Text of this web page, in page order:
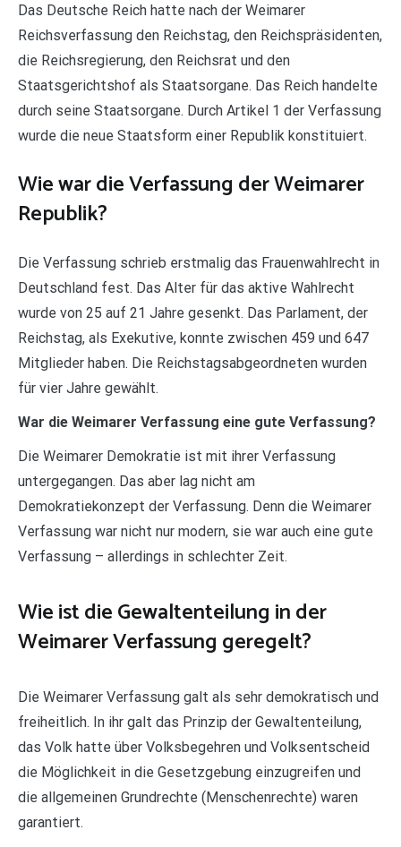
Das Deutsche Reich hatte nach der Weimarer
Reichsverfassung den Reichstag, den Reichspräsidenten,
die Reichsregierung, den Reichsrat und den
Staatsgerichtshof als Staatsorgane. Das Reich handelte
durch seine Staatsorgane. Durch Artikel 1 der Verfassung
wurde die neue Staatsform einer Republik konstituiert.
Wie war die Verfassung der Weimarer
Republik?
Die Verfassung schrieb erstmalig das Frauenwahlrecht in
Deutschland fest. Das Alter für das aktive Wahlrecht
wurde von 25 auf 21 Jahre gesenkt. Das Parlament, der
Reichstag, als Exekutive, konnte zwischen 459 und 647
Mitglieder haben. Die Reichstagsabgeordneten wurden
für vier Jahre gewählt.
War die Weimarer Verfassung eine gute Verfassung?
Die Weimarer Demokratie ist mit ihrer Verfassung
untergegangen. Das aber lag nicht am
Demokratiekonzept der Verfassung. Denn die Weimarer
Verfassung war nicht nur modern, sie war auch eine gute
Verfassung – allerdings in schlechter Zeit.
Wie ist die Gewaltenteilung in der
Weimarer Verfassung geregelt?
Die Weimarer Verfassung galt als sehr demokratisch und
freiheitlich. In ihr galt das Prinzip der Gewaltenteilung,
das Volk hatte über Volksbegehren und Volksentscheid
die Möglichkeit in die Gesetzgebung einzugreifen und
die allgemeinen Grundrechte (Menschenrechte) waren
garantiert.